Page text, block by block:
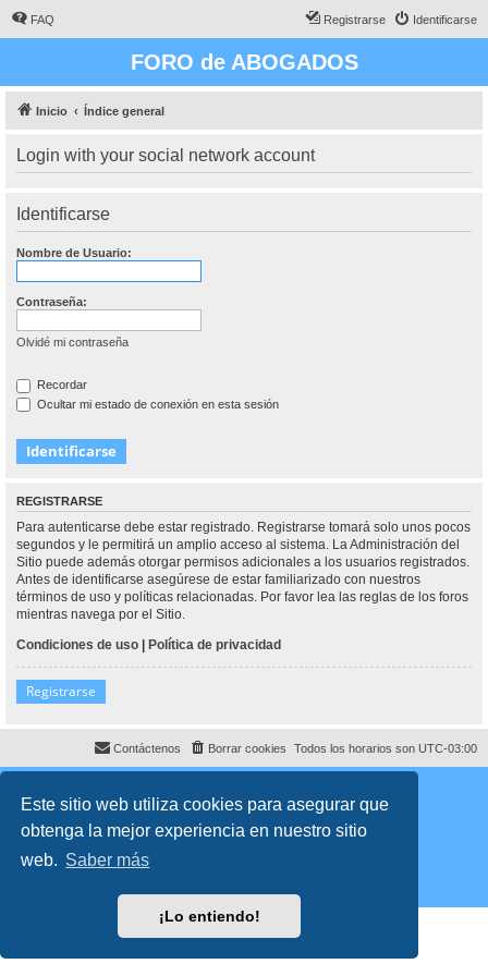
Este sitio web utiliza cookies para asegurar que
obtenga la mejor experiencia en nuestro sitio
web. Saber más
¡Lo entiendo!
FAQ Identificarse
Registrarse
FORO de ABOGADOS
Inicio Índice general
Login with your social network account
Identificarse
Nombre de Usuario:
Contraseña:
Olvidé mi contraseña
Recordar
Ocultar mi estado de conexión en esta sesión
REGISTRARSE
Para autenticarse debe estar registrado. Registrarse tomará solo unos pocos
segundos y le permitirá un amplio acceso al sistema. La Administración del
Sitio puede además otorgar permisos adicionales a los usuarios registrados.
Antes de identificarse asegúrese de estar familiarizado con nuestros
términos de uso y políticas relacionadas. Por favor lea las reglas de los foros
mientras navega por el Sitio.
Condiciones de uso | Política de privacidad
Registrarse
Todos los horarios son UTC-03:00
Borrar cookies
Contáctenos
Traducción al español porphpBB España
Abogados Argentinos
Privacidad|Condiciones